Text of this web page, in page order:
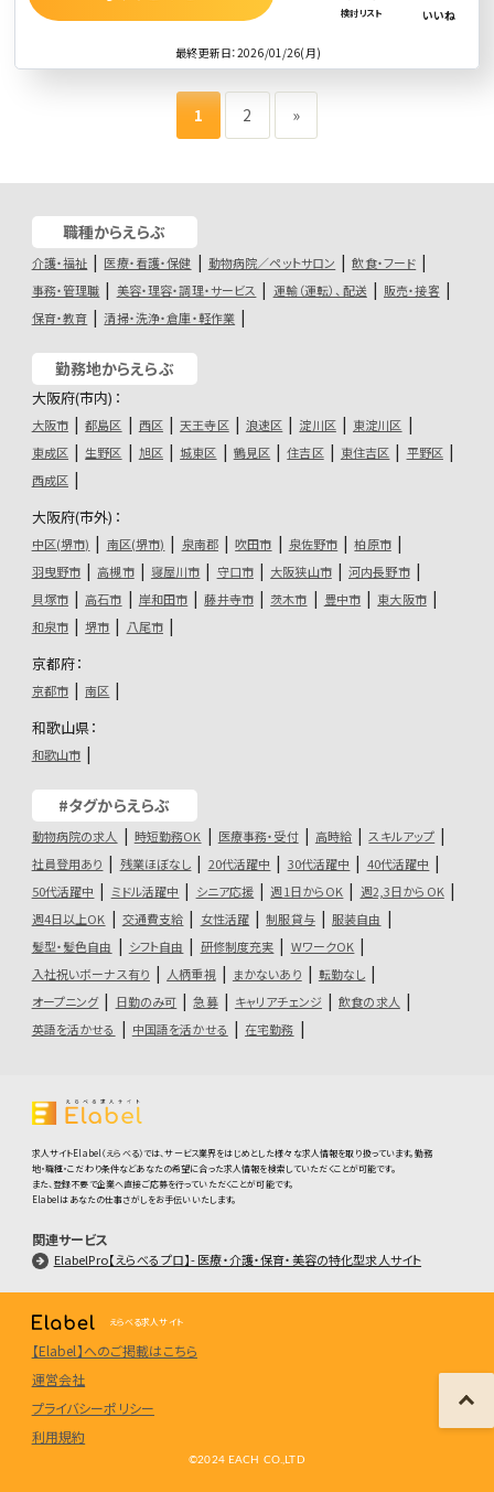
最終更新日：2026/01/26(月)
検討リスト いいね
1 2 »
職種からえらぶ
介護・福祉 医療・看護・保健 動物病院／ペットサロン
飲食・フード
事務・管理職
美容・理容・調理・サービス 運輸（運転）、配送
販売・接客
保育・教育
清掃・洗浄・倉庫・軽作業
勤務地からえらぶ
大阪府(市内)：
大阪市 都島区 西区 天王寺区 浪速区 淀川区
東淀川区
東成区
生野区 旭区 城東区 鶴見区 住吉区 東住吉区
平野区
西成区
大阪府(市外)：
中区(堺市) 南区(堺市) 泉南郡 吹田市 泉佐野市
柏原市
羽曳野市
高槻市 寝屋川市 守口市 大阪狭山市
河内長野市
貝塚市
高石市 岸和田市 藤井寺市 茨木市 豊中市
東大阪市
和泉市
堺市 八尾市
京都府：
京都市 南区
和歌山県：
和歌山市
#タグからえらぶ
動物病院の求人 時短勤務OK 医療事務・受付 高時給
スキルアップ
社員登用あり
残業ほぼなし 20代活躍中 30代活躍中
40代活躍中
50代活躍中
ミドル活躍中 シニア応援 週1日からOK
週2,3日からOK
週4日以上OK
交通費支給 女性活躍 制服貸与
服装自由
髪型・髪色自由
シフト自由 研修制度充実
WワークOK
入社祝いボーナス有り
人柄重視 まかないあり
転勤なし
オープニング
日勤のみ可 急募 キャリアチェンジ
飲食の求人
英語を活かせる
中国語を活かせる 在宅勤務
求人サイトElabel（えらべる）では、サービス業界をはじめとした様々な求人情報を取り扱っています。勤務
地・職種・こだわり条件などあなたの希望に合った求人情報を検索していただくことが可能です。
また、登録不要で企業へ直接ご応募を行っていただくことが可能です。
Elabelはあなたの仕事さがしをお手伝いいたします。
関連サービス
ElabelPro【えらべるプロ】- 医療・介護・保育・美容の特化型求人サイト
えらべる求人サイト
【Elabel】へのご掲載はこちら
運営会社
プライバシーポリシー
利用規約
©️2024 EACH CO.,LTD